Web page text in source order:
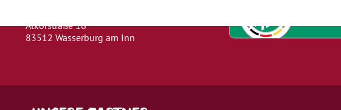
Alkorstraße 16
83512 Wasserburg am Inn